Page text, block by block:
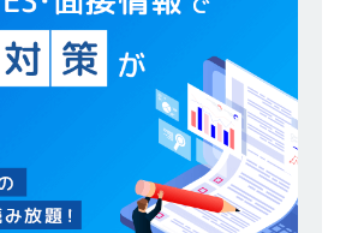
るベンチャー企業 ｜ 新卒2年目で1,000万円越え
目指せる!! ｜ データX
体育会積極採用企業
[ 2026年5月13日 ]
【 28卒 ｜ 仕事の全容を知れ
るオープンカンパニー 】 大林グループ ｜ 全国規
模の重要施設の建設に携わるサブコン ｜ 環境保
全や脱炭素社会の実現にも貢献 ｜ 初任給28万